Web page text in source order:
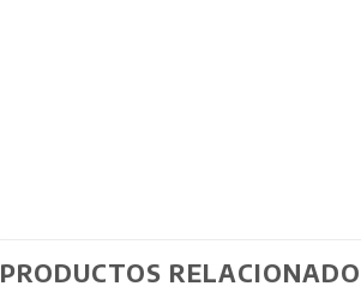
PRODUCTOS